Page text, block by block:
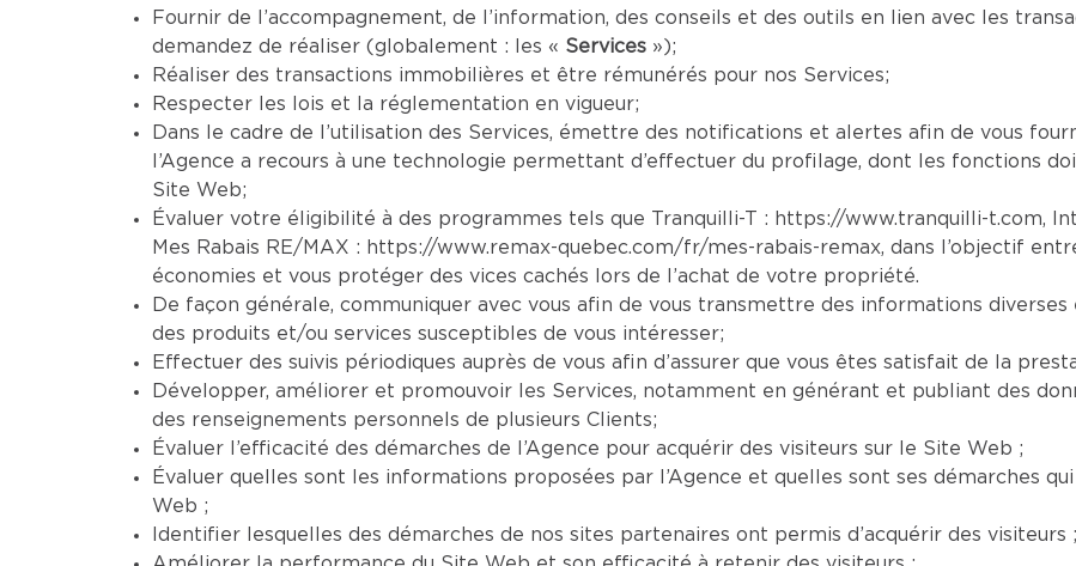
Fournir de l’accompagnement, de l’information, des conseils et des outils en lien avec les
demandez de réaliser (globalement : les « Services »);
Réaliser des transactions immobilières et être rémunérés pour nos Services;
Respecter les lois et la réglementation en vigueur;
Dans le cadre de l’utilisation des Services, émettre des notifications et alertes afin de vous
l’Agence a recours à une technologie permettant d’effectuer du profilage, dont les fonctions
Site Web;
Évaluer votre éligibilité à des programmes tels que Tranquilli-T : https://www.tranquilli-t.com,
Mes Rabais RE/MAX : https://www.remax-quebec.com/fr/mes-rabais-remax, dans l’objectif
économies et vous protéger des vices cachés lors de l’achat de votre propriété.
De façon générale, communiquer avec vous afin de vous transmettre des informations
des produits et/ou services susceptibles de vous intéresser;
Effectuer des suivis périodiques auprès de vous afin d’assurer que vous êtes satisfait de la
Développer, améliorer et promouvoir les Services, notamment en générant et publiant des
des renseignements personnels de plusieurs Clients;
Évaluer l’efficacité des démarches de l’Agence pour acquérir des visiteurs sur le Site Web ;
Évaluer quelles sont les informations proposées par l’Agence et quelles sont ses démarches
Web ;
Identifier lesquelles des démarches de nos sites partenaires ont permis d’acquérir des visiteurs ;